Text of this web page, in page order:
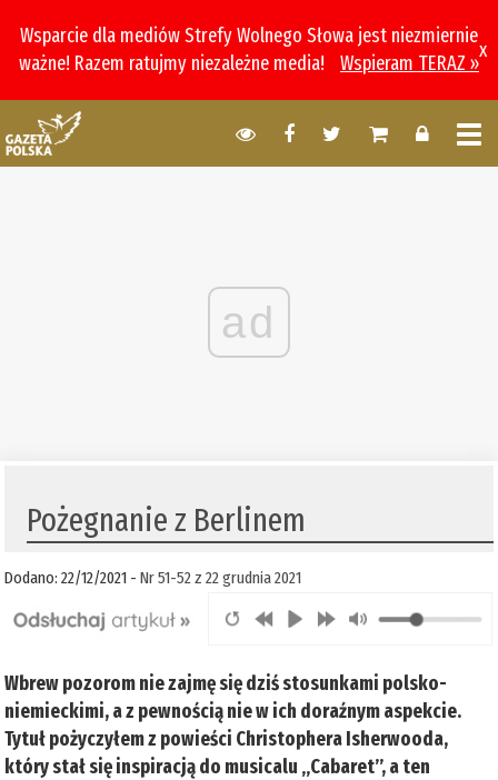
Wsparcie dla mediów Strefy Wolnego Słowa jest niezmiernie
ważne! Razem ratujmy niezależne media!
Wspieram TERAZ »
x
ad
Pożegnanie z Berlinem
Dodano: 22/12/2021 -Nr 51-52 z 22 grudnia 2021
Wbrew pozorom nie zajmę się dziś stosunkami polsko-
niemieckimi, a z pewnością nie w ich doraźnym aspekcie.
Tytuł pożyczyłem z powieści Christophera Isherwooda,
który stał się inspiracją do musicalu „Cabaret”, a ten